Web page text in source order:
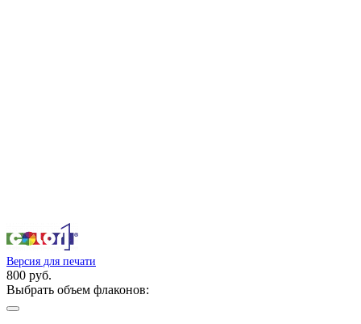
Версия для печати
800 руб.
Выбрать объем флаконов: